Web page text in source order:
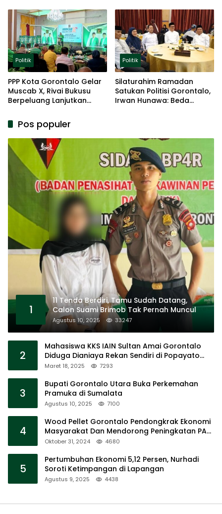
Politik
Politik
PPP Kota Gorontalo Gelar
Muscab X, Rivai Bukusu
Berpeluang Lanjutkan
Politik
Silaturahim Ramadan
Satukan Politisi Gorontalo,
Irwan Hunawa: Beda
Pos populer
1
11 Tenda Berdiri, Tamu Sudah Datang,
Calon Suami Brimob Tak Pernah Muncul
Agustus 10, 2025 33247
2
Mahasiswa KKS IAIN Sultan Amai Gorontalo
Diduga Dianiaya Rekan Sendiri di Popayato
Barat
Maret 18, 2025 7293
3
Bupati Gorontalo Utara Buka Perkemahan
Pramuka di Sumalata
Agustus 10, 2025 7100
4
Wood Pellet Gorontalo Pendongkrak Ekonomi
Masyarakat Dan Mendorong Peningkatan PAD
Gorontalo
Oktober 31, 2024 4680
5
Pertumbuhan Ekonomi 5,12 Persen, Nurhadi
Soroti Ketimpangan di Lapangan
Agustus 9, 2025 4438